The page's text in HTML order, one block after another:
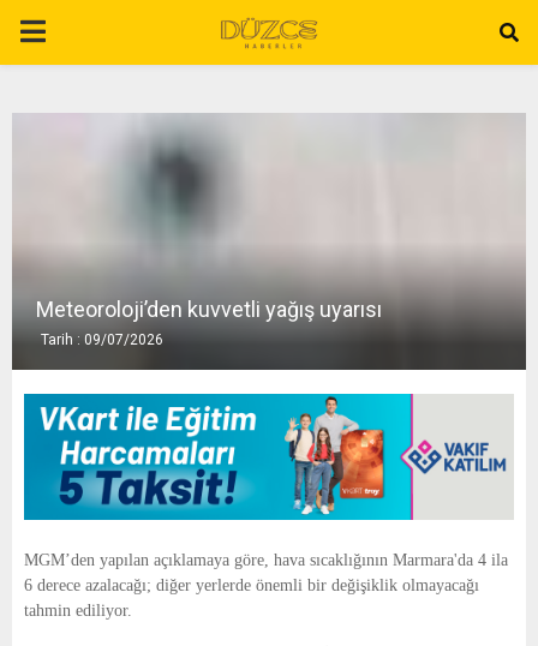
P
E
N
Meteoroloji’den kuvvetli yağış uyarısı
Tarih : 09/07/2026
MGM’den yapılan açıklamaya göre, hava sıcaklığının Marmara'da 4 ila
6 derece azalacağı; diğer yerlerde önemli bir değişiklik olmayacağı
tahmin ediliyor.